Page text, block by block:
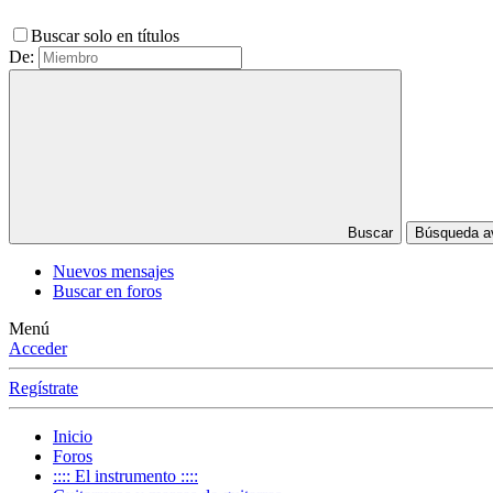
Buscar solo en títulos
De:
Buscar Búsqueda
Nuevos mensajes
Buscar en foros
Menú
Acceder
Regístrate
Inicio
Foros
:::: El instrumento ::::